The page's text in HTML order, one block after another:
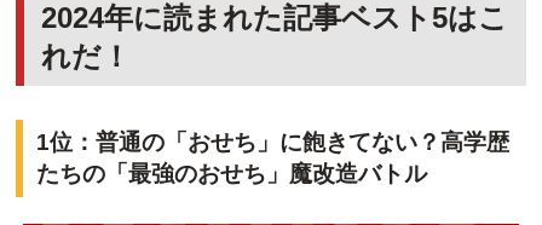
2024年に読まれた記事ベスト5はこ
れだ！
1位：普通の「おせち」に飽きてない？高学歴
たちの「最強のおせち」魔改造バトル